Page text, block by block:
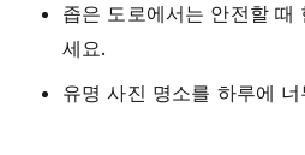
좁은 도로에서는 안전할 때
세요.
유명 사진 명소를 하루에